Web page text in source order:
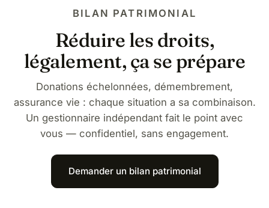
d'un bilan patrimonial.
BILAN PATRIMONIAL
Réduire les droits,
légalement, ça se prépare
Donations échelonnées, démembrement,
assurance vie : chaque situation a sa combinaison.
Un gestionnaire indépendant fait le point avec
vous — confidentiel, sans engagement.
Demander un bilan patrimonial